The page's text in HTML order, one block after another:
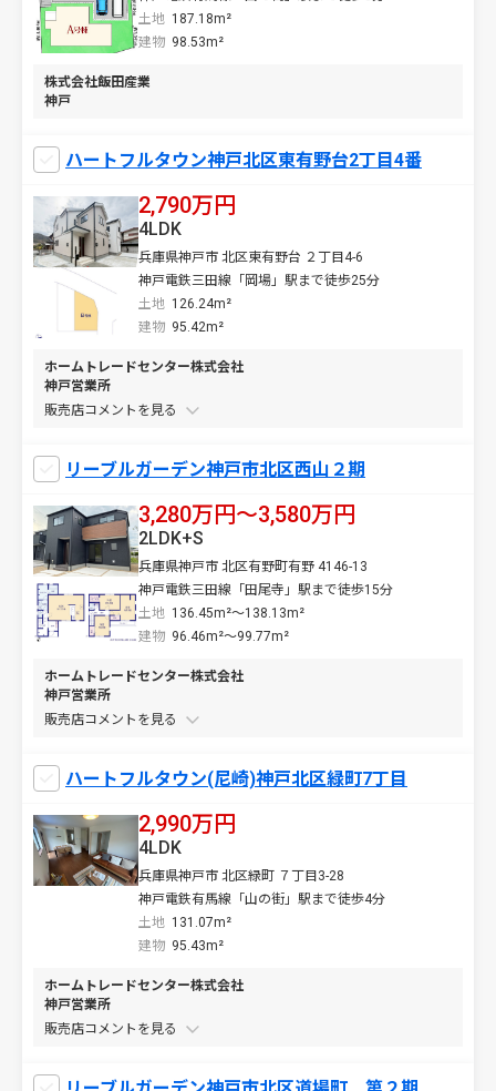
土地 187.18m²
建物 98.53m²
株式会社飯田産業
神戸
ハートフルタウン神戸北区東有野台2丁目4番
2,790万円
兵庫県神戸市 北区東有野台 ２丁目4-6
神戸電鉄三田線「岡場」駅まで徒歩25分
土地 126.24m²
4LDK
建物 95.42m²
ホームトレードセンター株式会社
神戸営業所
販売店コメントを
リーブルガーデン神戸市北区西山２期
3,280万円〜3,580万円
兵庫県神戸市 北区有野町有野 4146-13
神戸電鉄三田線「田尾寺」駅まで徒歩15分
土地 136.45m²～138.13m²
2LDK+S
建物 96.46m²～99.77m²
ホームトレードセンター株式会社
神戸営業所
販売店コメントを
ハートフルタウン(尼崎)神戸北区緑町7丁目
2,990万円
兵庫県神戸市 北区緑町 ７丁目3-28
神戸電鉄有馬線「山の街」駅まで徒歩4分
土地 131.07m²
4LDK
建物 95.43m²
ホームトレードセンター株式会社
神戸営業所
販売店コメントを